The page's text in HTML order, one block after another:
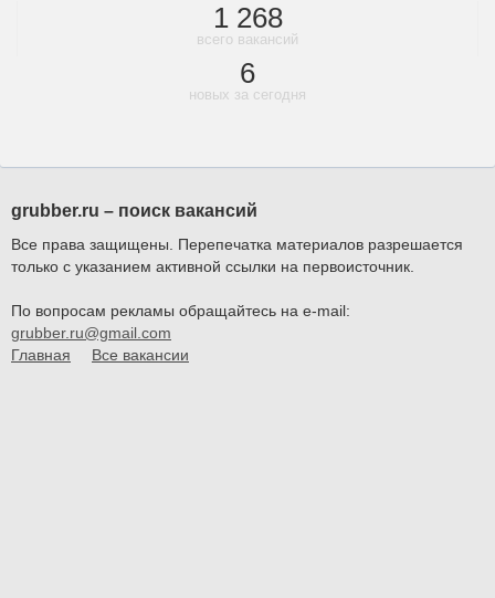
1 268
всего вакансий
6
новых за сегодня
grubber.ru – поиск вакансий
Все права защищены. Перепечатка материалов разрешается
только с указанием активной ссылки на первоисточник.
По вопросам рекламы обращайтесь на e-mail:
grubber.ru@gmail.com
Главная
Все вакансии